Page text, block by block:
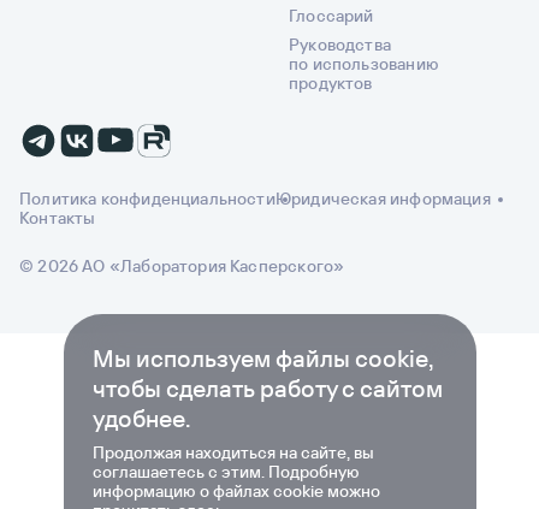
Глоссарий
Руководства
по использованию
продуктов
© 2026 АО «Лаборатория Касперского»
Политика конфиденциальностиЮридическая информация
Контакты
Мы используем файлы cookie,
чтобы сделать работу с сайтом
удобнее.
Продолжая находиться на сайте, вы
соглашаетесь с этим. Подробную
информацию о файлах cookie можно